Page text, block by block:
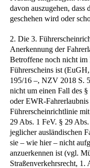
davon auszugehen, dass
geschehen wird oder
2. Die 3.
Anerkennung der
Betroffene noch nicht im
Führerscheins ist
195/16 –, NZV 2018 S.
nicht um einen Fall des
oder EWR-
Führerscheinrichtlinie
29 Abs. 1 FeV. § 29
jeglicher ausländischen
sie – wie hier – nicht
anzuerkennen ist (vgl.
Straßenverkehrsrecht,